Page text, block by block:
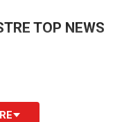
TOP NEWS